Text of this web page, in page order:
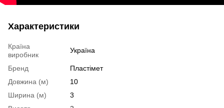
Характеристики
Країна
виробник
Україна
Бренд
Пластімет
Довжина (м)
10
Ширина (м)
3